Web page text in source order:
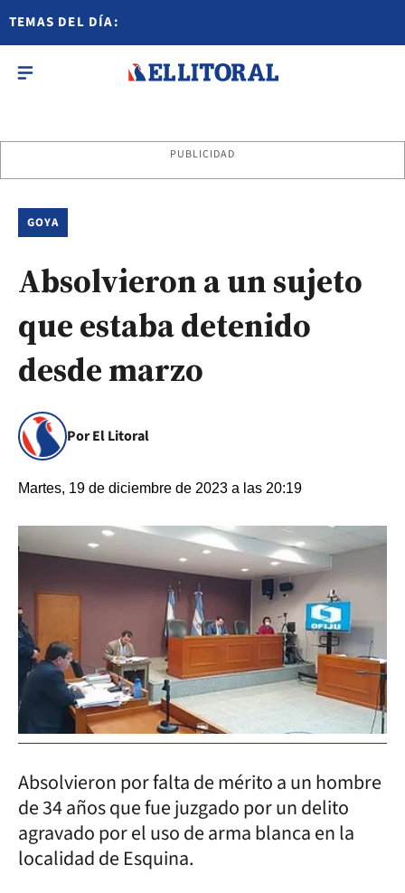
TEMAS DEL DÍA:
PUBLICIDAD
GOYA
Absolvieron a un sujeto
que estaba detenido
desde marzo
Por El Litoral
Martes, 19 de diciembre de 2023 a las 20:19
Absolvieron por falta de mérito a un hombre
de 34 años que fue juzgado por un delito
agravado por el uso de arma blanca en la
localidad de Esquina.